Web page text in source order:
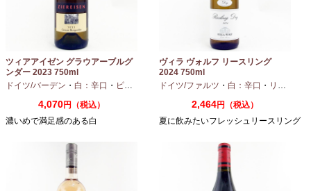
ツィアアイゼン グラウアーブルグ
ンダー 2023 750ml
ドイツ/バーデン ・ 白：辛口 ・ ピノグリ
4,070円（税込）
濃いめで満足感のある白
ヴィラ ヴォルフ リースリング
2024 750ml
ドイツ/ファルツ ・ 白：辛口 ・ リースリング
2,464円（税込）
夏に飲みたいフレッシュリースリング